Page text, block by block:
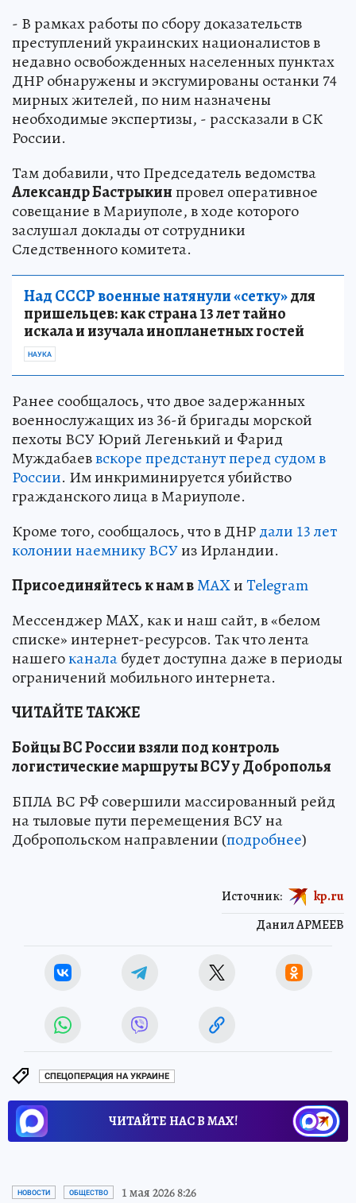
- В рамках работы по сбору доказательств
преступлений украинских националистов в
недавно освобожденных населенных пунктах
ДНР обнаружены и эксгумированы останки 74
мирных жителей, по ним назначены
необходимые экспертизы, - рассказали в СК
России.
Там добавили, что Председатель ведомства
Александр Бастрыкинпровел оперативное
совещание в Мариуполе, в ходе которого
заслушал доклады от сотрудники
Следственного комитета.
Над СССР военные натянули «сетку»для
пришельцев: как страна 13 лет тайно
искала и изучала инопланетных гостей
НАУКА
Ранее сообщалось, что двое задержанных
военнослужащих из 36-й бригады морской
пехоты ВСУ Юрий Легенький и Фарид
Муждабаеввскоре предстанут перед судом в
России. Им инкриминируется убийство
гражданского лица в Мариуполе.
Кроме того, сообщалось, что в ДНРдали 13 лет
колонии наемнику ВСУиз Ирландии.
Присоединяйтесь к нам вMAXиTelegram
Мессенджер MAX, как и наш сайт, в «белом
списке» интернет-ресурсов. Так что лента
нашегоканалабудет доступна даже в периоды
ограничений мобильного интернета.
ЧИТАЙТЕ ТАКЖЕ
Бойцы ВС России взяли под контроль
логистические маршруты ВСУ у Доброполья
БПЛА ВС РФ совершили массированный рейд
на тыловые пути перемещения ВСУ на
Добропольском направлении (подробнее)
Данил АРМЕЕВ
Источник: kp.ru
СПЕЦОПЕРАЦИЯ НА УКРАИНЕ
ЧИТАЙТЕ НАС В МАХ!
НОВОСТИ ОБЩЕСТВО 1 мая 2026 8:26